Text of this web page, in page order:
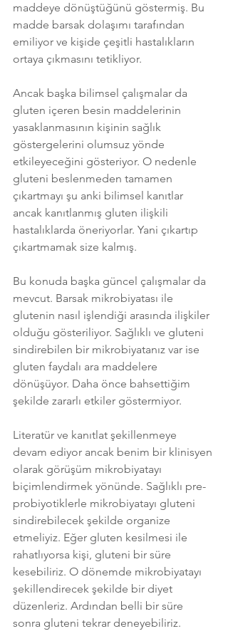
maddeye dönüştüğünü göstermiş. Bu
madde barsak dolaşımı tarafından
emiliyor ve kişide çeşitli hastalıkların
ortaya çıkmasını tetikliyor.
Ancak başka bilimsel çalışmalar da
gluten içeren besin maddelerinin
yasaklanmasının kişinin sağlık
göstergelerini olumsuz yönde
etkileyeceğini gösteriyor. O nedenle
gluteni beslenmeden tamamen
çıkartmayı şu anki bilimsel kanıtlar
ancak kanıtlanmış gluten ilişkili
hastalıklarda öneriyorlar. Yani çıkartıp
çıkartmamak size kalmış.
Bu konuda başka güncel çalışmalar da
mevcut. Barsak mikrobiyatası ile
glutenin nasıl işlendiği arasında ilişkiler
olduğu gösteriliyor. Sağlıklı ve gluteni
sindirebilen bir mikrobiyatanız var ise
gluten faydalı ara maddelere
dönüşüyor. Daha önce bahsettiğim
şekilde zararlı etkiler göstermiyor.
Literatür ve kanıtlat şekillenmeye
devam ediyor ancak benim bir klinisyen
olarak görüşüm mikrobiyatayı
biçimlendirmek yönünde. Sağlıklı pre-
probiyotiklerle mikrobiyatayı gluteni
sindirebilecek şekilde organize
etmeliyiz. Eğer gluten kesilmesi ile
rahatlıyorsa kişi, gluteni bir süre
kesebiliriz. O dönemde mikrobiyatayı
şekillendirecek şekilde bir diyet
düzenleriz. Ardından belli bir süre
sonra gluteni tekrar deneyebiliriz.